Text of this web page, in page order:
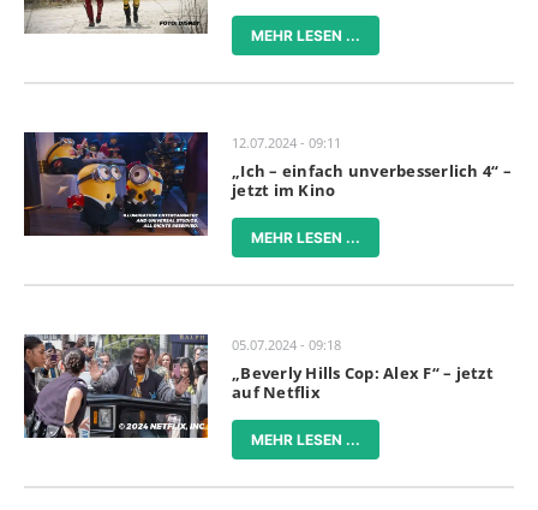
MEHR LESEN ...
12.07.2024 - 09:11
„Ich – einfach unverbesserlich 4“ –
jetzt im Kino
MEHR LESEN ...
05.07.2024 - 09:18
„Beverly Hills Cop: Alex F“ – jetzt
auf Netflix
MEHR LESEN ...